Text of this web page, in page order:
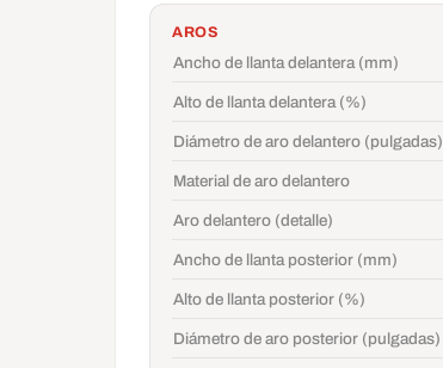
AROS
Ancho de llanta delantera (mm)
Alto de llanta delantera (%)
Diámetro de aro delantero (pulgadas)
Material de aro delantero
Aro delantero (detalle)
Ancho de llanta posterior (mm)
Alto de llanta posterior (%)
Diámetro de aro posterior (pulgadas)